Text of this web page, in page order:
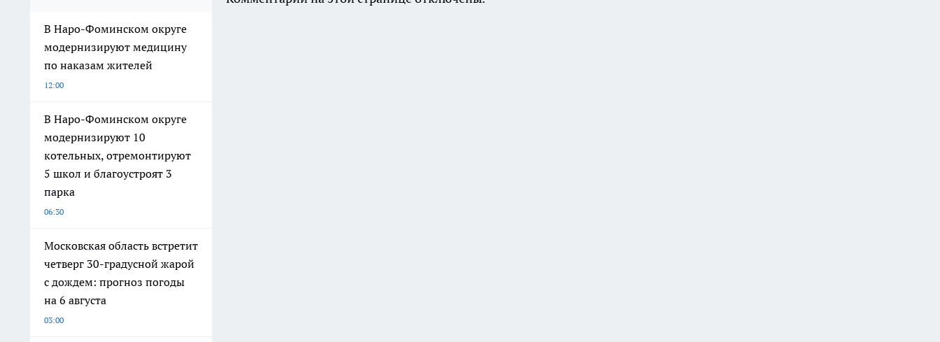
В Наро-Фоминском округе
модернизируют медицину
по наказам жителей
12:00
В Наро-Фоминском округе
модернизируют 10
котельных, отремонтируют
5 школ и благоустроят 3
парка
06:30
Московская область встретит
четверг 30-градусной жарой
с дождем: прогноз погоды
на 6 августа
03:00